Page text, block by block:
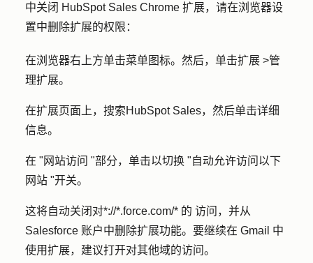
中关闭 HubSpot Sales Chrome 扩展，请在浏览器设
置中删除扩展的权限：
在浏览器右上方单击菜单图标。然后，单击扩展 >管
理扩展。
在扩展页面上，搜索HubSpot Sales，然后单击详细
信息。
在 "网站访问 "部分，单击以切换 "自动允许访问以下
网站 "开关。
这将自动关闭对*://*.force.com/* 的 访问，并从
Salesforce 账户中删除扩展功能。要继续在 Gmail 中
使用扩展，建议打开对其他域的访问。